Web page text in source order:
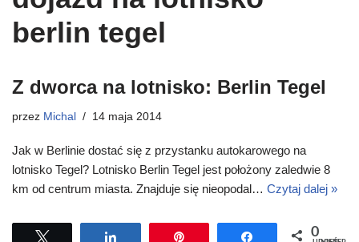
berlin tegel
Z dworca na lotnisko: Berlin Tegel
przez Michal 14 maja 2014
Jak w Berlinie dostać się z przystanku autokarowego na
lotnisko Tegel? Lotnisko Berlin Tegel jest położony zaledwie 8
km od centrum miasta. Znajduje się nieopodal… Czytaj dalej »
Udostępnij Udostępnij
0